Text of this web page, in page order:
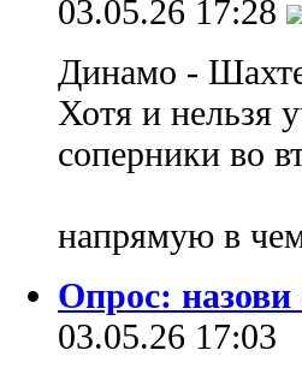
03.05.26 17:28
Динамо -
Хотя и нельзя
соперники во
напрямую в
Опрос:
03.05.26 17:03